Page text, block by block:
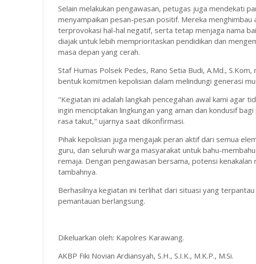
Selain melakukan pengawasan, petugas juga mendekati
menyampaikan pesan-pesan positif. Mereka
terprovokasi hal-hal negatif, serta tetap menjaga nama
diajak untuk lebih memprioritaskan pendidikan dan
masa depan yang cerah.
Staf Humas Polsek Pedes, Rano Setia Budi, A.Md.,
bentuk komitmen kepolisian dalam melindungi generasi
"Kegiatan ini adalah langkah pencegahan awal kami agar
ingin menciptakan lingkungan yang aman dan kondusif
rasa takut," ujarnya saat dikonfirmasi.
Pihak kepolisian juga mengajak peran aktif dari semua
guru, dan seluruh warga masyarakat untuk bahu-
remaja. Dengan pengawasan bersama, potensi
tambahnya.
Berhasilnya kegiatan ini terlihat dari situasi yang
pemantauan berlangsung.
Dikeluarkan oleh: Kapolres Karawang.
AKBP Fiki Novian Ardiansyah, S.H., S.I.K., M.K.P., M.Si.